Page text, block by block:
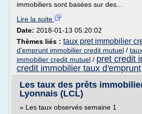
immobiliers sont basées sur des...
Lire la suite
Date: 2018-01-13 05:20:02
Thèmes liés : taux pret immobilier
d'emprunt immobilier credit mutuel /
immobilier credit mutuel / pret credit
credit immobilier taux d'emprunt
Les taux des prêts
Lyonnais (LCL)
» Les taux observés semaine 1